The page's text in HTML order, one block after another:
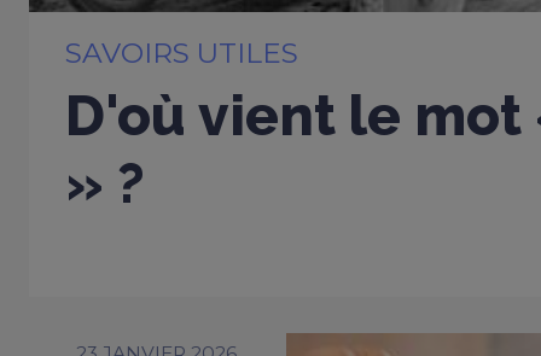
SAVOIRS UTILES
D'où vient le
» ?